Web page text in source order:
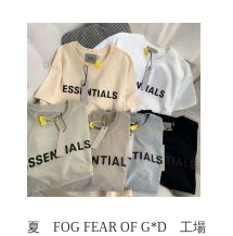
夏 FOG FEAR OF G*D 工場